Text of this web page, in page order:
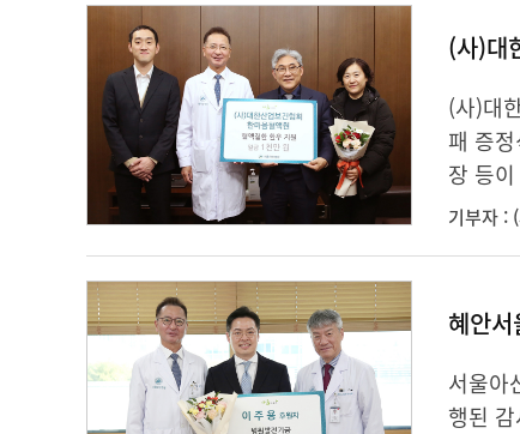
(사)대
(사)대
패 증
장 등
기부자 :
혜안
서울아
행된